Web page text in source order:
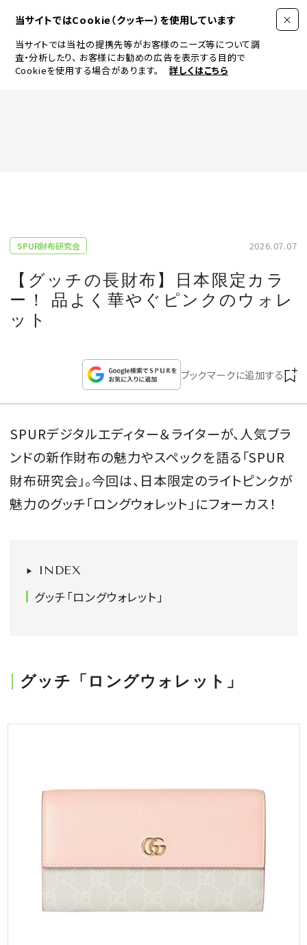
当サイトではCookie（クッキー）を使用しています
当サイトでは当社の提携先等がお客様のニーズ等について調
査・分析したり、 お客様にお勧めの広告を表示する目的で
Cookieを使用する場合があります。
詳しくはこちら
JEWELRY & WATCH
LIFESTYLE
CULTURE
CELEBRITY
WEDDING
FORTUNE
FOLLOW US
SPUR財布研究会 2026.07.07
【グッチの長財布】日本限定カラ
ー！ 品よく華やぐピンクのウォレ
ット
ブックマークに追加する
SPURデジタルエディター＆ライターが、人気ブラ
ンドの新作財布の魅力やスペックを語る「SPUR
財布研究会」。今回は、日本限定のライトピンクが
魅力のグッチ「ロングウォレット」にフォーカス！
INDEX
グッチ「ロングウォレット」
グッチ「ロングウォレット」